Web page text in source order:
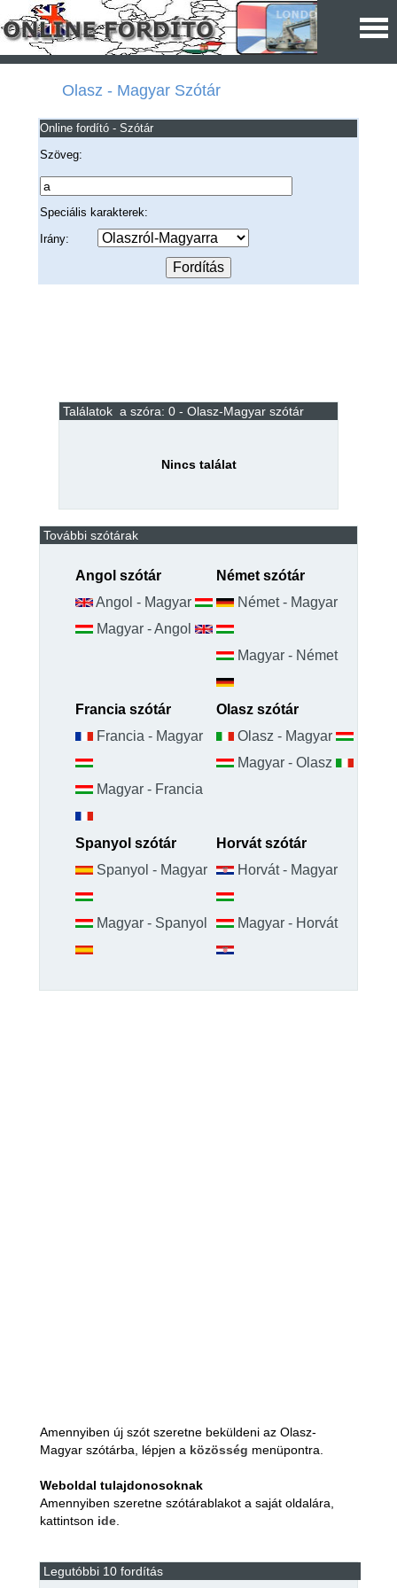
Olasz - Magyar Szótár
Online fordító - Szótár
Szöveg:
Speciális karakterek:
Irány:
Találatok a szóra: 0 -Olasz-Magyar szótár
Nincs találat
További szótárak
Angol szótár
Angol - Magyar
Magyar - Angol
Német szótár
Német - Magyar
Magyar - Német
Francia szótár
Francia - Magyar
Magyar - Francia
Olasz szótár
Olasz - Magyar
Magyar - Olasz
Spanyol szótár
Spanyol - Magyar
Magyar - Spanyol
Horvát szótár
Horvát - Magyar
Magyar - Horvát
Amennyiben új szót szeretne beküldeni az Olasz-
Magyar szótárba, lépjen a közösség menüpontra.
Weboldal tulajdonosoknak
Amennyiben szeretne szótárablakot a saját oldalára,
kattintson ide.
Legutóbbi 10 fordítás